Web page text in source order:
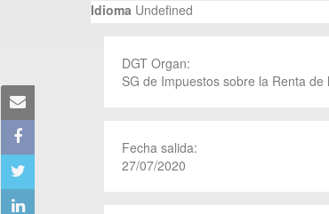
Idioma Undefined
DGT Organ:
SG de Impuestos sobre la Renta
Fecha salida:
27/07/2020